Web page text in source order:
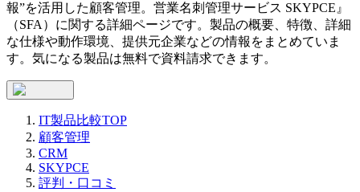
報”を活用した顧客管理。営業名刺管理サービス SKYPCE』
（SFA）に関する詳細ページです。製品の概要、特徴、詳細
な仕様や動作環境、提供元企業などの情報をまとめていま
す。気になる製品は無料で資料請求できます。
IT製品比較TOP
顧客管理
CRM
SKYPCE
評判・口コミ